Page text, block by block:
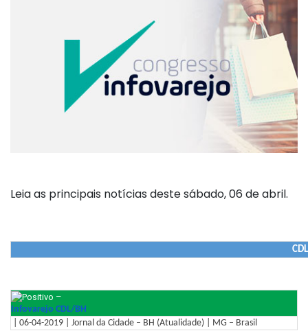
Leia as principais notícias deste sábado, 06 de abril.
–
Infovarejo CDL/BH
| 06-04-2019 | Jornal da Cidade – BH (Atualidade) | MG – Brasil